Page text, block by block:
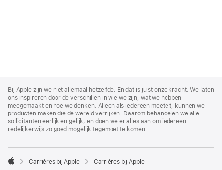
Footer
Bij Apple zijn we niet allemaal hetzelfde. En dat is juist onze kracht. We laten
ons inspireren door de verschillen in wie we zijn, wat we hebben
meegemaakt en hoe we denken. Alleen als iedereen meetelt, kunnen we
producten maken die de wereld verrijken. Daarom behandelen we alle
sollicitanten eerlijk en gelijk, en doen we er alles aan om iedereen
redelijkerwijs zo goed mogelijk tegemoet te komen.

Carrières bij Apple Carrières bij Apple